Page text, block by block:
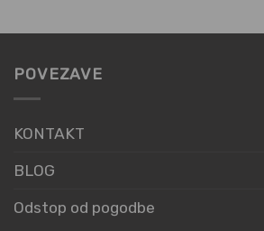
POVEZAVE
KONTAKT
BLOG
Odstop od pogodbe